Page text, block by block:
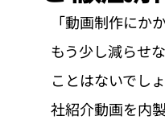
「動画制作にか
もう少し減らせ
ことはないでし
社紹介動画を内